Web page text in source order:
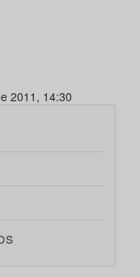
2011, 14:30